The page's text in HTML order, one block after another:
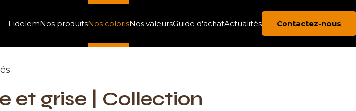
FidelemNos produitsNos colorisNos valeursGuide d'achatActualités Contactez-nous
et grise | Collection